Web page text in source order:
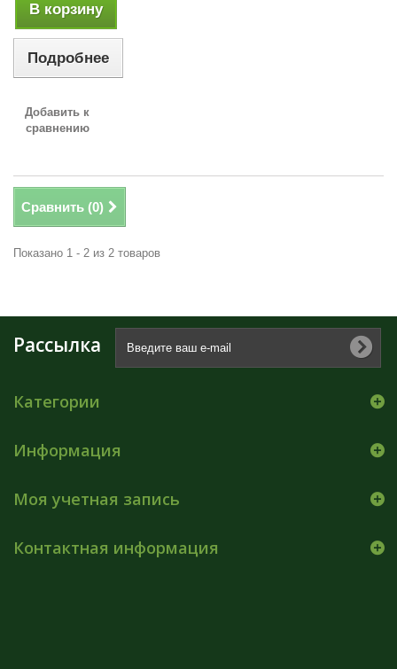
В корзину
Подробнее
Добавить к
сравнению
Сравнить (0)
Показано 1 - 2 из 2 товаров
Рассылка
Категории
Информация
Моя учетная запись
Контактная информация